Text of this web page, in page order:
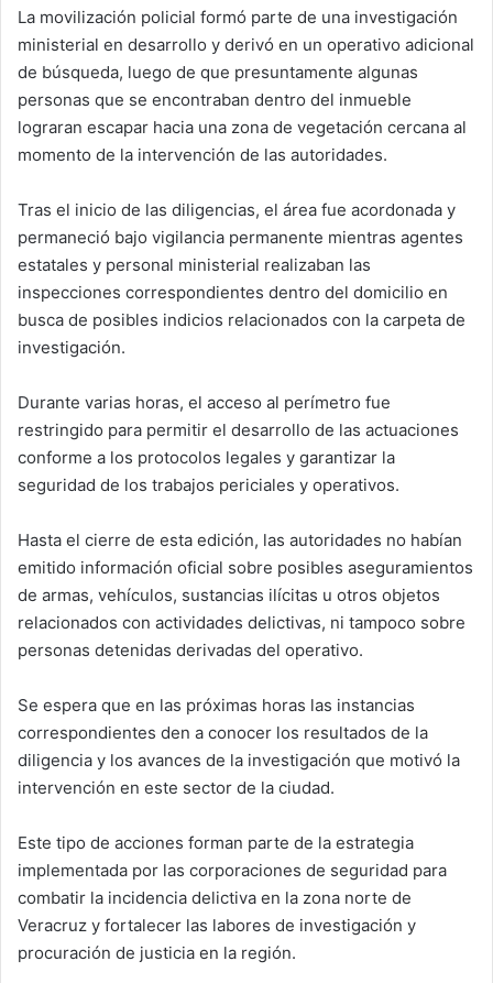
La movilización policial formó parte de una investigación
ministerial en desarrollo y derivó en un operativo adicional
de búsqueda, luego de que presuntamente algunas
personas que se encontraban dentro del inmueble
lograran escapar hacia una zona de vegetación cercana al
momento de la intervención de las autoridades.
Tras el inicio de las diligencias, el área fue acordonada y
permaneció bajo vigilancia permanente mientras agentes
estatales y personal ministerial realizaban las
inspecciones correspondientes dentro del domicilio en
busca de posibles indicios relacionados con la carpeta de
investigación.
Durante varias horas, el acceso al perímetro fue
restringido para permitir el desarrollo de las actuaciones
conforme a los protocolos legales y garantizar la
seguridad de los trabajos periciales y operativos.
Hasta el cierre de esta edición, las autoridades no habían
emitido información oficial sobre posibles aseguramientos
de armas, vehículos, sustancias ilícitas u otros objetos
relacionados con actividades delictivas, ni tampoco sobre
personas detenidas derivadas del operativo.
Se espera que en las próximas horas las instancias
correspondientes den a conocer los resultados de la
diligencia y los avances de la investigación que motivó la
intervención en este sector de la ciudad.
Este tipo de acciones forman parte de la estrategia
implementada por las corporaciones de seguridad para
combatir la incidencia delictiva en la zona norte de
Veracruz y fortalecer las labores de investigación y
procuración de justicia en la región.